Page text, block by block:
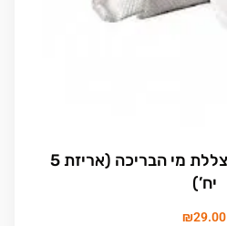
טבליות קריסטל להצללת מי הבריכה (אריזת 5
יח’)
₪29.00